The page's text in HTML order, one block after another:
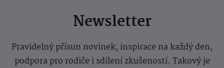
Newsletter
Pravidelný přísun novinek, inspirace na každý den,
podpora pro rodiče i sdílení zkušeností. Takový je